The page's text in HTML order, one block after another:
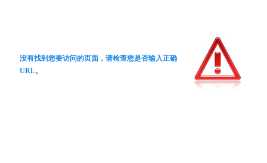
没有找到您要访问的页面，请检查您是否输入正确
URL。